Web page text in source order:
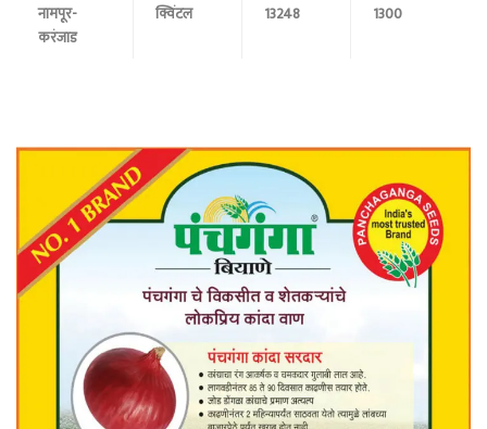
नामपूर-
करंजाड
क्विंटल 13248 1300